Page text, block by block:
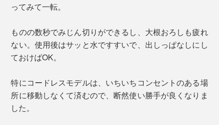
ってみて一転。
ものの数秒でみじん切りができるし、大根おろしも疲れ
ない。使用後はサッと水ですすいで、出しっぱなしにし
ておけばOK。
特にコードレスモデルは、いちいちコンセントのある場
所に移動しなくて済むので、断然使い勝手が良くなりま
した。